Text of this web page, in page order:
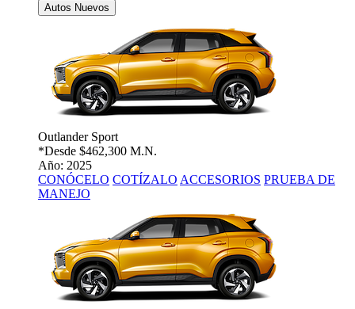
Autos Nuevos
Outlander Sport
*Desde $462,300 M.N.
Año: 2025
CONÓCELO COTÍZALO ACCESORIOS PRUEBA DE
MANEJO